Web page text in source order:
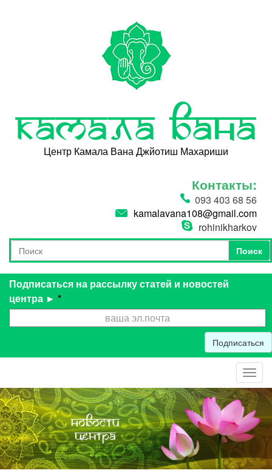
Камала Вана
Центр Камала Вана Джйотиш Махариши
Контакты:
093 403 68 56
kamalavana108@gmail.com
rohinikharkov
Форма поиска
Поиск
Поиск
Подписаться на рассылку статей и новостей
центра ► *
Подписаться